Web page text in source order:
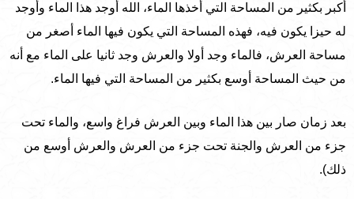
أكبر بكثير من المساحة التي أخذها الماء، الله أوجد هذا الماء وأوجد
له حيزا يكون فيه، فهذه المساحة التي يكون فيها الماء أصغر من
مساحة العرش، فالماء وجد أولا والعرش وجد ثانيا على الماء مع أنه
من حيث المساحة أوسع بكثير من المساحة التي فيها الماء.
بعد زمان صار بين هذا الماء وبين العرش فراغ واسع، والماء تحت
جزء من العرش والجنة تحت جزء من العرش والعرش أوسع من
ذلك).